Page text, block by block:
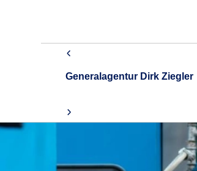
Generalagentur Dirk Ziegler